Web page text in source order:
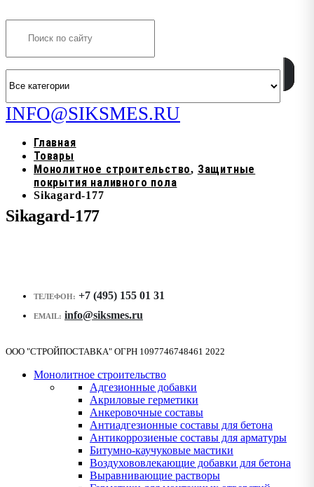
INFO@SIKSMES.RU
Главная
Товары
Монолитное строительство, Защитные
покрытия наливного пола
Sikagard-177
Sikagard-177
ТЕЛЕФОН: +7 (495) 155 01 31
EMAIL: info@siksmes.ru
ООО "СТРОЙПОСТАВКА" ОГРН 1097746748461 2022
Монолитное строительство
Адгезионные добавки
Акриловые герметики
Анкеровочные составы
Антиадгезионные составы для бетона
Антикоррозиеные составы для арматуры
Битумно-каучуковые мастики
Воздухововлекающие добавки для бетона
Выравнивающие растворы